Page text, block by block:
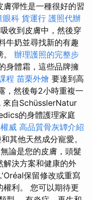
彈性是一種很好的習
眼科 貨運行 護照代辦
收到皮膚中，然後穿
牛奶並尋找新的有趣
辦理護照的完整步
身體霜，這些品牌擁
程 苗栗外燴 要達到高
，然後每2小時重複一
來自SchüsslerNatur
的身體護理家庭
威 高品質骨灰罈介紹
其他天然成分寵愛。
無論是您的皮膚，頭髮
解決方案和健康的外
保留修改或重寫
權利。 您可以期待更